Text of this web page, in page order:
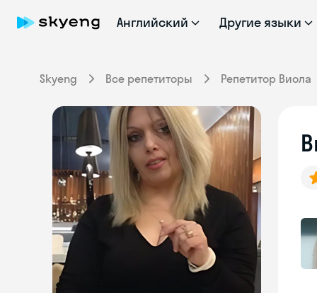
Английский Другие языки
Skyeng Все репетиторы Репетитор Виола